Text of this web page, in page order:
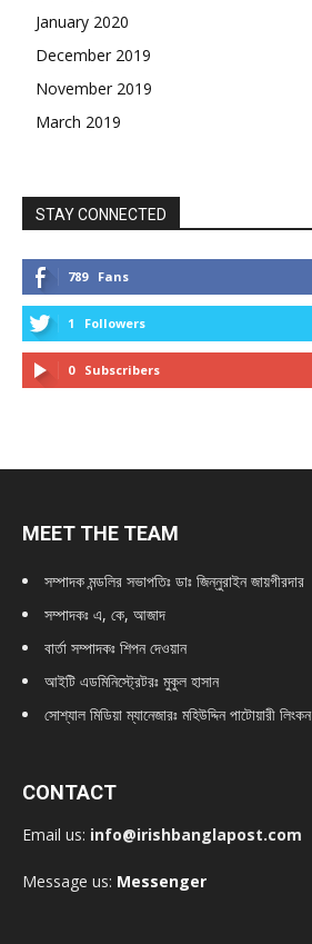
January 2020
December 2019
November 2019
March 2019
STAY CONNECTED
789 Fans
1 Followers
0 Subscribers
MEET THE TEAM
সম্পাদক মন্ডলির সভাপতিঃ ডাঃ জিন্নুরাইন জায়গীরদার
সম্পাদকঃ এ, কে, আজাদ
বার্তা সম্পাদকঃ শিপন দেওয়ান
আইটি এডমিনিস্ট্রেটরঃ মুকুল হাসান
সোশ্যাল মিডিয়া ম্যানেজারঃ মহিউদ্দিন পাটোয়ারী লিংকন
CONTACT
Email us: info@irishbanglapost.com
Message us: Messenger